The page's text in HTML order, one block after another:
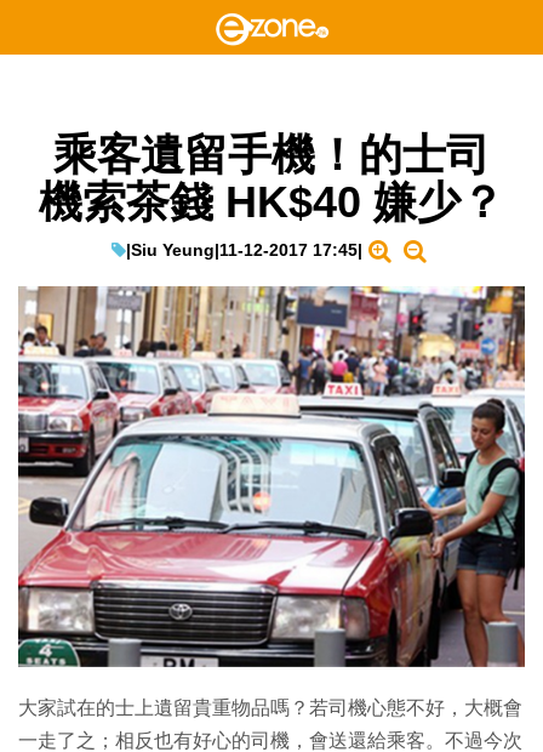
乘客遺留手機！的士司
機索茶錢 HK$40 嫌少？
|Siu Yeung|11-12-2017 17:45|
大家試在的士上遺留貴重物品嗎？若司機心態不好，大概會
一走了之；相反也有好心的司機，會送還給乘客。不過今次